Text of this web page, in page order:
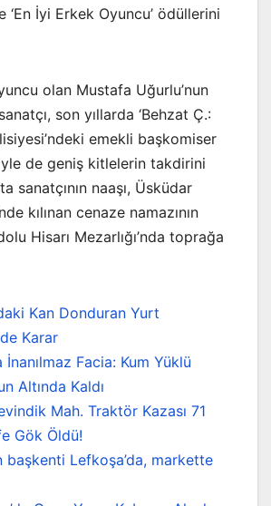
‘En İyi Erkek Oyuncu’ ödüllerini
olan Mustafa Uğurlu’nun
son yıllarda ‘Behzat Ç.:
emekli başkomiser
de geniş kitlelerin takdirini
sanatçının naaşı, Üsküdar
kılınan cenaze namazının
Hisarı Mezarlığı’nda toprağa
Kan Donduran Yurt
Karar
İnanılmaz Facia: Kum Yüklü
Altında Kaldı
Mah. Traktör Kazası 71
Gök Öldü!
başkenti Lefkoşa’da, markette